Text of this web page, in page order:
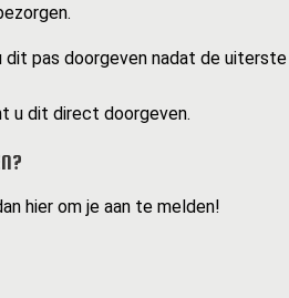
dit pas doorgeven nadat de uiterste
u dit direct doorgeven.
hier om je aan te melden!